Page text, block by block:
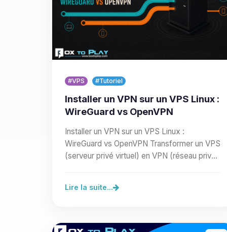
#VPS #Tutoriel
Installer un VPN sur un VPS Linux :
WireGuard vs OpenVPN
Installer un VPN sur un VPS Linux :
WireGuard vs OpenVPN Transformer un VPS
(serveur privé virtuel) en VPN (réseau privé
Lire la suite...